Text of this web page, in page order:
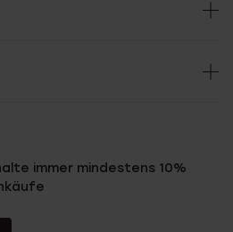
immer mindestens 10%